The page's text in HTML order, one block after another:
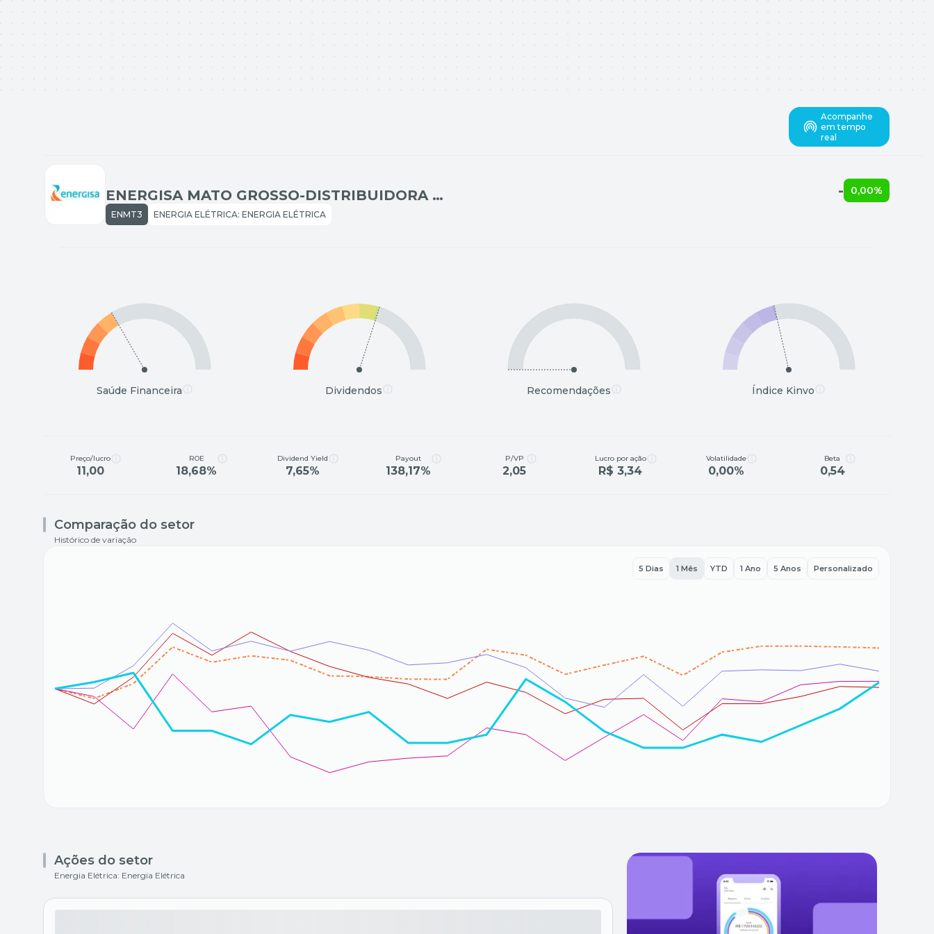
ENERGISA MATO GROSSO-DISTRIBUIDORA DE ENERGIA S/A
ENMT3 ENERGIA ELÉTRICA: ENERGIA ELÉTRICA
Acompanhe
em tempo
real
- 0,00%
Saúde Financeira Dividendos Recomendações Índice Kinvo
Preço/lucro
11,00
ROE
18,68%
Dividend Yield
7,65%
Payout
138,17%
P/VP
2,05
Lucro por ação
R$ 3,34
Volatilidade
0,00%
Beta
0,54
Comparação do setor
Histórico de variação
5 Dias 1 Mês YTD 1 Ano 5 Anos Personalizado
Ações do setor
Energia Elétrica: Energia Elétrica